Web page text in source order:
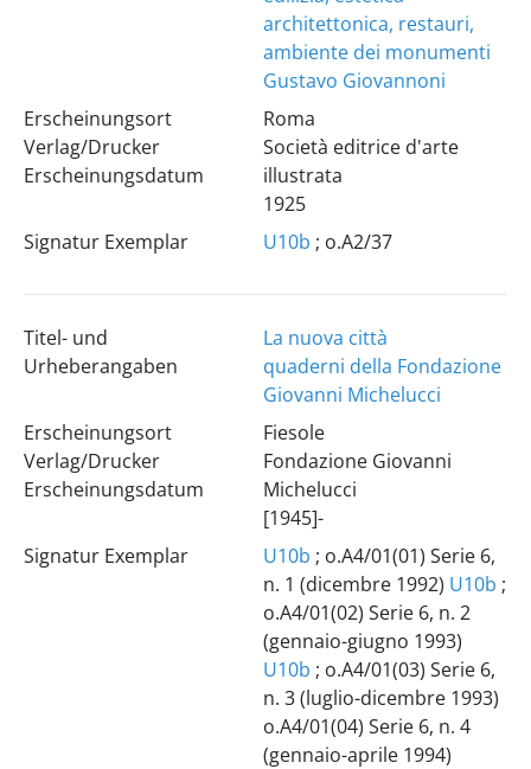
architettonica, restauri,
ambiente dei monumenti
Gustavo Giovannoni
Erscheinungsort
Verlag/Drucker
Erscheinungsdatum
Roma
Società editrice d'arte
illustrata
1925
Signatur Exemplar
U10b ; o.A2/37
Titel- und
Urheberangaben
La nuova città
quaderni della Fondazione
Giovanni Michelucci
Erscheinungsort
Verlag/Drucker
Erscheinungsdatum
Fiesole
Fondazione Giovanni
Michelucci
[1945]-
Signatur Exemplar
U10b ; o.A4/01(01) Serie 6,
n. 1 (dicembre 1992) U10b ;
o.A4/01(02) Serie 6, n. 2
(gennaio-giugno 1993)
U10b ; o.A4/01(03) Serie 6,
n. 3 (luglio-dicembre 1993)
o.A4/01(04) Serie 6, n. 4
(gennaio-aprile 1994)